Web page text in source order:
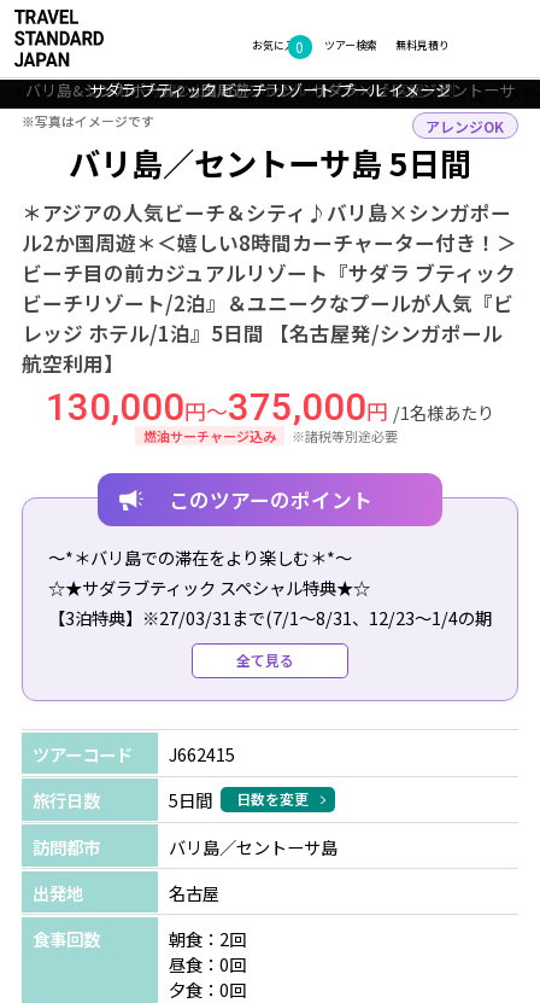
お気に入り
0 無料見積り
ツアー検索
TOP アジア インドネシア・シンガポール バリ島・セントーサ島 ツア
バリ島／セントーサ島 5日間
＊アジアの人気ビーチ＆シティ♪バリ島×シンガポー
ル2か国周遊＊＜嬉しい8時間カーチャーター付き！＞
ビーチ目の前カジュアルリゾート『サダラ ブティック
ビーチリゾート/2泊』＆ユニークなプールが人気『ビ
レッジ ホテル/1泊』5日間 【名古屋発/シンガポール
航空利用】
アレンジOK
130,000円～375,000円 /1名様あたり
燃油サーチャージ込み ※諸税等別途必要
セントーサ島：ビレッジ ホテル セントーサ プール
セントーサ島：ビレッジ ホテル セントーサ 客室一例
バリ島&シンガポール2ヵ国周遊プラン サダラ×ビレッジセントーサ
サダラ ブティック ビーチ リゾート プール イメージ
フォトギャラリー
※写真はイメージです
※写真はイメージです
このツアーのポイント
～*＊バリ島での滞在をより楽しむ＊*～
☆★サダラブティック スペシャル特典★☆
【3泊特典】※27/03/31まで(7/1～8/31、12/23～1/4の期
◆スタッフお勧め！ポークリブセットランチ1回♪
◆30分のバリ式マッサージ1回
全て見る
ツアーコード
J662415
旅行日数
5日間 日数を変更
訪問都市
バリ島／セントーサ島
出発地
名古屋
食事回数
朝食：2回
昼食：0回
夕食：0回